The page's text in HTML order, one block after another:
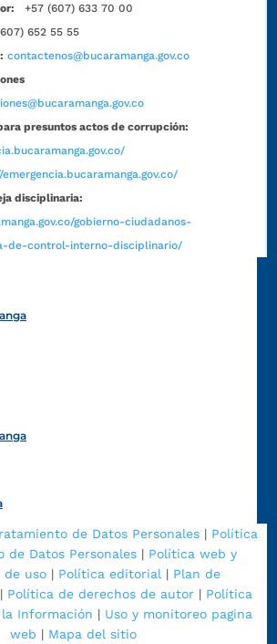
+57 (607) 633 70 00
652 55 55
contactenos@bucaramanga.gov.co
presuntos actos de corrupción:
disciplinaria:
gobierno-ciudadanos-
de-control-interno-disciplinario/
de Datos Personales| Política
de Datos Personales | Política web y
de uso | Política editorial | Plan de
Política de derechos de autor| Política
Información | Uso y monitoreo pagina
web | Mapa del sitio